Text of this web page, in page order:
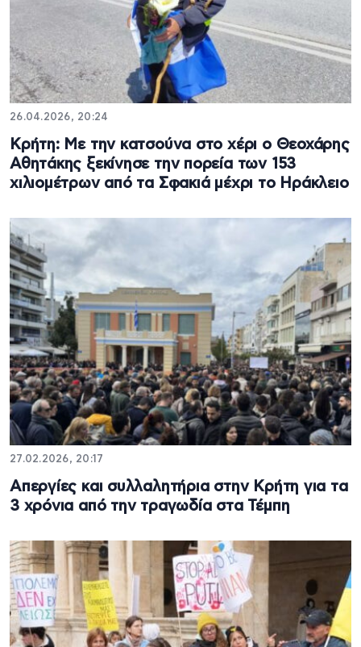
26.04.2026, 20:24
Κρήτη: Με την κατσούνα στο χέρι ο Θεοχάρης
Αθητάκης ξεκίνησε την πορεία των 153
χιλιομέτρων από τα Σφακιά μέχρι το Ηράκλειο
27.02.2026, 20:17
Απεργίες και συλλαλητήρια στην Κρήτη για τα
3 χρόνια από την τραγωδία στα Τέμπη